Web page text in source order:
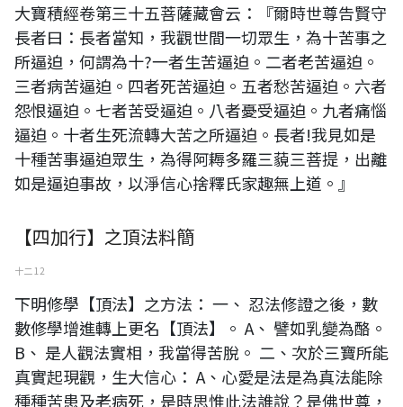
大寶積經卷第三十五菩薩藏會云：『爾時世尊告賢守
長者曰：長者當知，我觀世間一切眾生，為十苦事之
所逼迫，何謂為十?一者生苦逼迫。二者老苦逼迫。
三者病苦逼迫。四者死苦逼迫。五者愁苦逼迫。六者
怨恨逼迫。七者苦受逼迫。八者憂受逼迫。九者痛惱
逼迫。十者生死流轉大苦之所逼迫。長者!我見如是
十種苦事逼迫眾生，為得阿耨多羅三藐三菩提，出離
如是逼迫事故，以淨信心捨釋氏家趣無上道。』
【四加行】之頂法料簡
十二 12
下明修學【頂法】之方法： 一、 忍法修證之後，數
數修學增進轉上更名【頂法】。 A、 譬如乳變為酪。
B、 是人觀法實相，我當得苦脫。 二、次於三寶所能
真實起現觀，生大信心： A、心愛是法是為真法能除
種種苦患及老病死，是時思惟此法誰說？是佛世尊，